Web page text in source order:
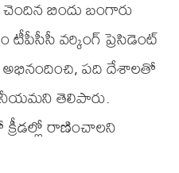
బిందు బంగారు
వర్కింగ్ ప్రెసిడెంట్
అభినందించి, పది దేశాలతో
తెలిపారు.
క్రీడల్లో రాణించాలని